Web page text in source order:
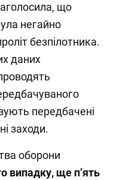
що
негайно
безпілотника.
даних
передбачені
заходи.
оборони
випадку, ще п’ять